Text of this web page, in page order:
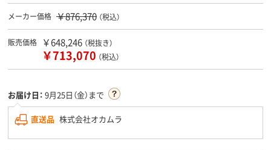
メーカー価格 ￥876,370 （税込）
販売価格 ￥648,246 （税抜き）
￥713,070 （税込）
お届け日： 9月25日（金）まで
直送品 株式会社オカムラ